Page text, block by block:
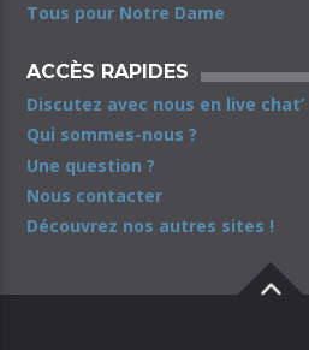
Tous pour Notre Dame
ACCÈS RAPIDES
Discutez avec nous en live chat’
Qui sommes-nous ?
Une question ?
Nous contacter
Découvrez nos autres sites !